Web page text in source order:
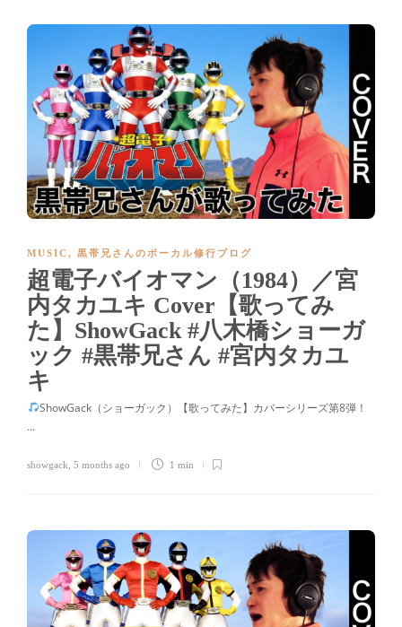
MUSIC , 黒帯兄さんのボーカル修行ブログ
超電子バイオマン（1984）／宮
内タカユキ Cover【歌ってみ
た】ShowGack #八木橋ショーガ
ック #黒帯兄さん #宮内タカユ
キ
ShowGack（ショーガック）【歌ってみた】カバーシリーズ第8弾！
…
showgack 5 months ago 1 min